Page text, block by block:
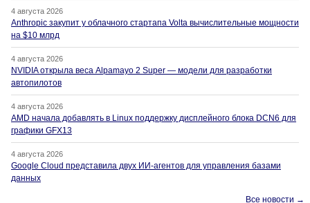
4 августа 2026
Anthropic закупит у облачного стартапа Volta вычислительные мощности
на $10 млрд
4 августа 2026
NVIDIA открыла веса Alpamayo 2 Super — модели для разработки
автопилотов
4 августа 2026
AMD начала добавлять в Linux поддержку дисплейного блока DCN6 для
графики GFX13
4 августа 2026
Google Cloud представила двух ИИ-агентов для управления базами
данных
Все новости →